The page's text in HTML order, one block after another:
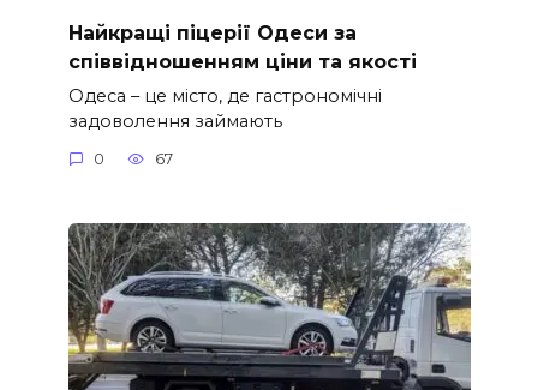
Найкращі піцерії Одеси за
співвідношенням ціни та якості
Одеса – це місто, де гастрономічні
задоволення займають
0 67